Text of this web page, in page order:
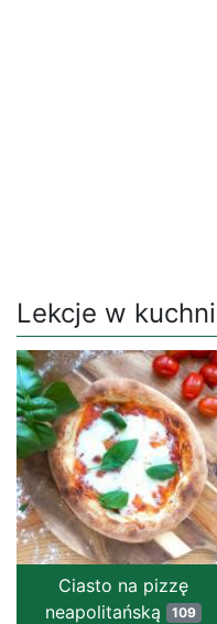
Lekcje w kuchni
Ciasto na pizzę
neapolitańską 109